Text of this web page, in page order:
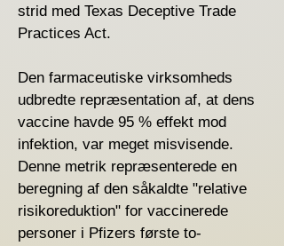
strid med Texas Deceptive Trade
Practices Act.
Den farmaceutiske virksomheds
udbredte repræsentation af, at dens
vaccine havde 95 % effekt mod
infektion, var meget misvisende.
Denne metrik repræsenterede en
beregning af den såkaldte "relative
risikoreduktion" for vaccinerede
personer i Pfizers første to-